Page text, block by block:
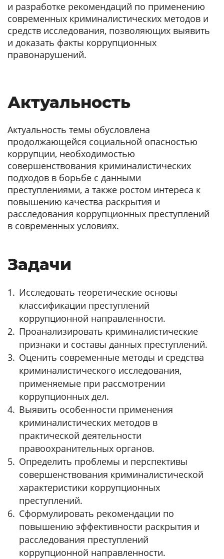
и разработке рекомендаций по применению
современных криминалистических методов и
средств исследования, позволяющих выявить
и доказать факты коррупционных
правонарушений.
Актуальность
Актуальность темы обусловлена
продолжающейся социальной опасностью
коррупции, необходимостью
совершенствования криминалистических
подходов в борьбе с данными
преступлениями, а также ростом интереса к
повышению качества раскрытия и
расследования коррупционных преступлений
в современных условиях.
Задачи
Исследовать теоретические основы
классификации преступлений
коррупционной направленности.
Проанализировать криминалистические
признаки и составы данных преступлений.
Оценить современные методы и средства
криминалистического исследования,
применяемые при рассмотрении
коррупционных дел.
Выявить особенности применения
криминалистических методов в
практической деятельности
правоохранительных органов.
Определить проблемы и перспективы
совершенствования криминалистической
характеристики коррупционных
преступлений.
Сформулировать рекомендации по
повышению эффективности раскрытия и
расследования преступлений
коррупционной направленности.